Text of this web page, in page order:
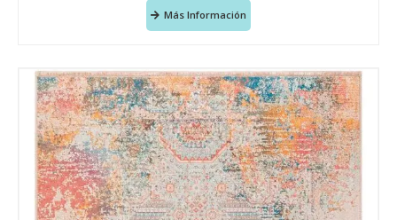
Más Información
Recibir mi oferta